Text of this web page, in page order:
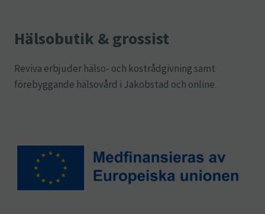
Hälsobutik & grossist
Reviva erbjuder hälso- och kostrådgivning samt
förebyggande hälsovård i Jakobstad och online.